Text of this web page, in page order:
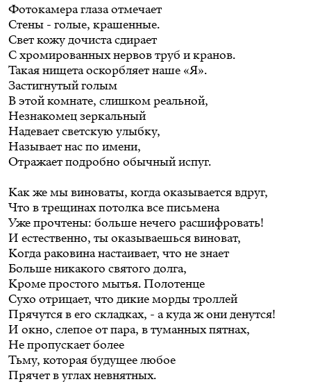
Фотокамера глаза отмечает
Стены - голые, крашенные.
Свет кожу дочиста сдирает
С хромированных нервов труб и кранов.
Такая нищета оскорбляет наше «Я».
Застигнутый голым
В этой комнате, слишком реальной,
Незнакомец зеркальный
Надевает светскую улыбку,
Называет нас по имени,
Отражает подробно обычный испуг.
Как же мы виноваты, когда оказывается вдруг,
Что в трещинах потолка все письмена
Уже прочтены: больше нечего расшифровать!
И естественно, ты оказываешься виноват,
Когда раковина настаивает, что не знает
Больше никакого святого долга,
Кроме простого мытья. Полотенце
Сухо отрицает, что дикие морды троллей
Прячутся в его складках, - а куда ж они денутся!
И окно, слепое от пара, в туманных пятнах,
Не пропускает более
Тьму, которая будущее любое
Прячет в углах невнятных.